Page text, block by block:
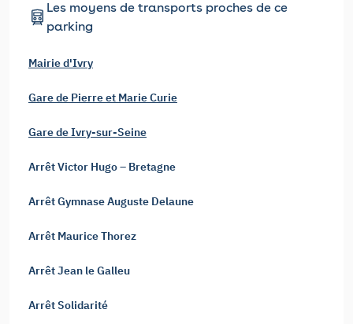
Les moyens de transports proches de ce
parking
Mairie d'Ivry
Gare de Pierre et Marie Curie
Gare de Ivry-sur-Seine
Arrêt Victor Hugo – Bretagne
Arrêt Gymnase Auguste Delaune
Arrêt Maurice Thorez
Arrêt Jean le Galleu
Arrêt Solidarité